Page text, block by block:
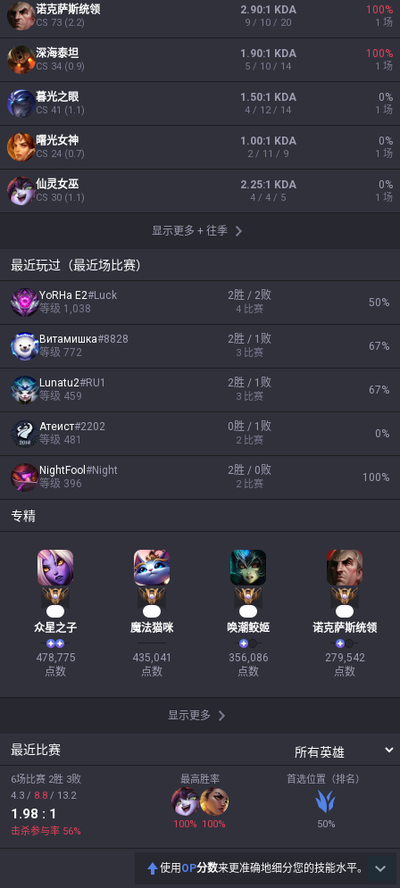
诺克萨斯统领
CS 73 (2.2)
2.90:1 KDA
9 / 10 / 20
100%
1 场
深海泰坦
CS 34 (0.9)
1.90:1 KDA
5 / 10 / 14
100%
1 场
暮光之眼
CS 41 (1.1)
1.50:1 KDA
4 / 12 / 14
0%
1 场
曙光女神
CS 24 (0.7)
1.00:1 KDA
2 / 11 / 9
0%
1 场
仙灵女巫
CS 30 (1.1)
2.25:1 KDA
4 / 4 / 5
0%
1 场
显示更多 + 往季
最近玩过（最近场比赛）
YoRHa E2#Luck
等级 1,038
2胜 / 2败
4 比赛
50%
Витамишка#8828
等级 772
2胜 / 1败
3 比赛
67%
Lunatu2#RU1
等级 459
2胜 / 1败
3 比赛
67%
Атеист#2202
等级 481
0胜 / 1败
2 比赛
0%
NightFool #Night
等级 396
2胜 / 0败
2 比赛
100%
专精
众星之子
478,775
点数
魔法猫咪
435,041
点数
唤潮鲛姬
356,086
点数
诺克萨斯统领
279,542
点数
显示更多
最近比赛
6场比赛 2胜 3败
4.3 / 8.8 / 13.2
1.98 : 1
击杀参与率 56%
最高胜率
100% 100%
首选位置（排名）
50%
使用 OP分数来更准确地细分您的技能水平。